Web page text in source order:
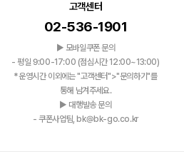
고객센터
02-536-1901
▶ 모바일쿠폰 문의
- 평일 9:00-17:00 (점심시간 12:00~13:00)
*운영시간 이외에는 "고객센터">"문의하기"를
통해 남겨주세요.
▶ 대행발송 문의
- 쿠폰사업팀, bk@bk-go.co.kr